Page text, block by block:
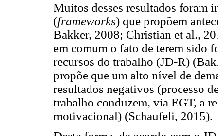
Muitos desses resultados foram
(frameworks) que propõem
Bakker, 2008; Christian et al.,
em comum o fato de terem sido
recursos do trabalho (JD-R)
propõe que um alto nível de
resultados negativos (processo
trabalho conduzem, via EGT, a
motivacional) (Schaufeli, 2015).